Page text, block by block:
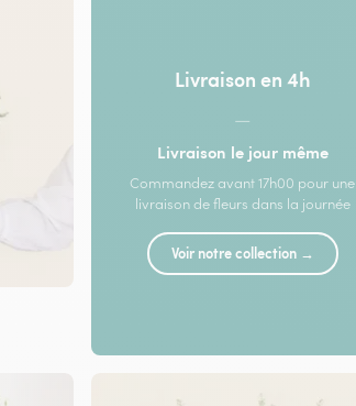
Livraison en 4h
—
Livraison le jour même
Commandez avant 17h00 pour une
livraison de fleurs dans la journée
Voir notre collection →